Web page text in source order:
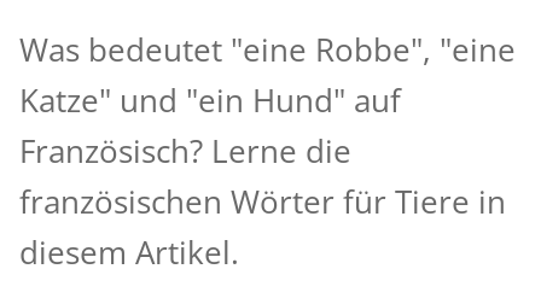
Was bedeutet "eine Robbe", "eine
Katze" und "ein Hund" auf
Französisch? Lerne die
französischen Wörter für Tiere in
diesem Artikel.